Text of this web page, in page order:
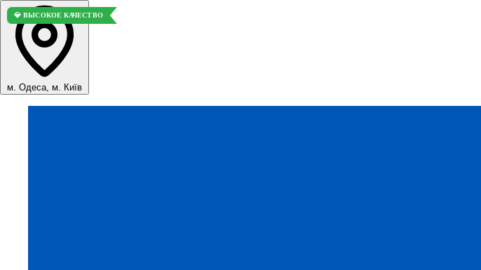
м. Одеса, м. Київ
💎 ВЫСОКОЕ КАЧЕСТВО